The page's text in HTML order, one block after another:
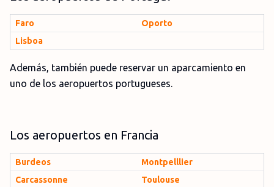
Faro
Oporto
Lisboa
Además, también puede reservar un aparcamiento en
uno de los aeropuertos portugueses.
Los aeropuertos en Francia
Burdeos
Montpelllier
Carcassonne
Toulouse